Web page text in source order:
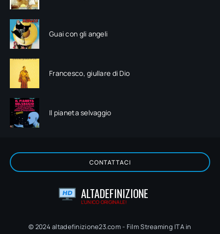
Guai con gli angeli
Francesco, giullare di Dio
Il pianeta selvaggio
CONTATTACI
ALTADEFINIZIONE
L'UNICO ORIGINALE!
© 2024 altadefinizione23.com - Film Streaming ITA in